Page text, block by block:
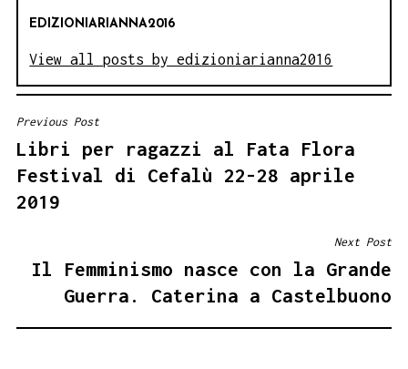
EDIZIONIARIANNA2016
View all posts by edizioniarianna2016
NAVIGAZIONE
ARTICOLI
Previous Post
Libri per ragazzi al Fata Flora
Festival di Cefalù 22-28 aprile
2019
Next Post
Il Femminismo nasce con la Grande
Guerra. Caterina a Castelbuono